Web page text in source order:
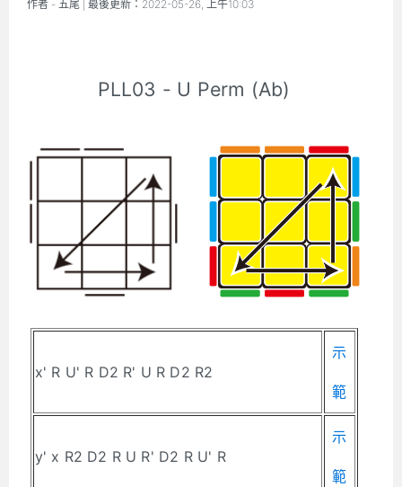
作者 - 五尾 | 最後更新： 2022-05-26, 上午10:03
PLL03 - U Perm (Ab)
x' R U' R D2 R' U R D2 R2
示
範
y' x R2 D2 R U R' D2 R U' R
示
範